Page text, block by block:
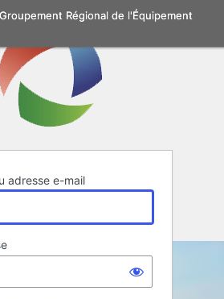
adresse e-mail
Régional de l'Équipement